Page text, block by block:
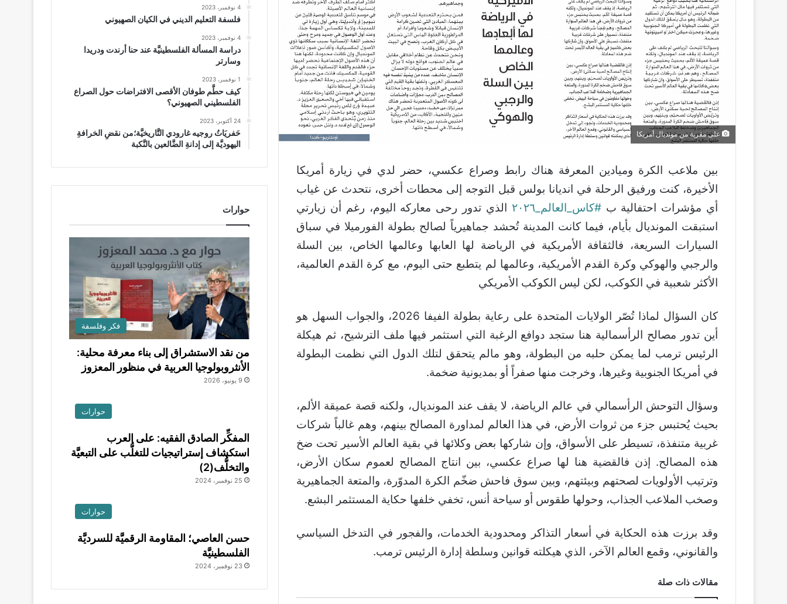
على مقربة من مونديال أمريكا
بين ملاعب الكرة وميادين المعرفة هناك رابط وصراع عكسي، حضر لدي في زيارة أمريكا
الأخيرة، كنت ورفيق الرحلة في انديانا بولس قبل التوجه إلى محطات أخرى، نتحدث عن غياب
أي مؤشرات احتفالية ب#كاس_العالم_٢٠٢٦
الذي تدور رحى معاركه اليوم، رغم أن زيارتي
استبقت المونديال بأيام، فيما كانت المدينة تُحشد جماهيرياً لصالح بطولة الفورميلا في سباق
السيارات السريعة، فالثقافة الأمريكية في الرياضة لها العابها وعالمها الخاص، بين السلة
والرجبي والهوكي وكرة القدم الأمريكية، وعالمها لم يتطبع حتى اليوم، مع كرة القدم العالمية،
الأكثر شعبية في الكوكب، لكن ليس الكوكب الأمريكي
كان السؤال لماذا تُصّر الولايات المتحدة على رعاية بطولة الفيفا 2026، والجواب السهل هو
أين تدور مصالح الرأسمالية هنا ستجد دوافع الرغبة التي استثمر فيها ملف الترشيح، ثم هيكلة
الرئيس ترمب لما يمكن حلبه من البطولة، وهو مالم يتحقق لتلك الدول التي نظمت البطولة
في أمريكا الجنوبية وغيرها، وخرجت منها صفراً أو بمديونية ضخمة.
وسؤال التوحش الرأسمالي في عالم الرياضة، لا يقف عند المونديال، ولكنه قصة عميقة الألم،
بحيث يُحتبس جزء من ثروات الأرض، في هذا العالم لمداورة المصالح بينهم، وهم غالباً شركات
غربية متنفذة، تسيطر على الأسواق، وإن شاركها بعض وكلائها في بقية العالم الأسير تحت ضخ
هذه المصالح. إذن فالقضية هنا لها صراع عكسي، بين انتاج المصالح لعموم سكان الأرض،
وترتيب الأولويات لصحتهم وبيئتهم، وبين سوق فاحش ضخّم الكرة المدوّرة، والمتعة الجماهيرية
وصخب الملاعب الجذاب، وحولها طقوس أو سياحة أنس، تخفي خلفها حكاية المستثمر البشع.
وقد برزت هذه الحكاية في أسعار التذاكر ومحدودية الخدمات، والفجور في التدخل السياسي
والقانوني، وقمع العالم الآخر، الذي هيكلته قوانين وسلطة إدارة الرئيس ترمب.
مقالات ذات صلة
4 نوفمبر، 2023
فلسفة التعليم الديني في الكيان الصهيوني
4 نوفمبر، 2023
دراسة المسألة الفلسطينيَّة عند حنا أرندت ودريدا
وسارتر
1 نوفمبر، 2023
كيف حطَّم طوفان الأقصى الافتراضات حول الصراع
الفلسطيني الصهيوني؟
24 أكتوبر، 2023
حَفريَاتُ روجيه غارودي التَّاريخيَّة؛من نقضِ الخرافةِ
اليهوديَّة إلى إدانةِ الضَّالعين بالنَّكبة
حوارات
فكر وفلسفة
من نقد الاستشراق إلى بناء معرفة محلية:
الأنثروبولوجيا العربية في منظور المعزوز
9 يونيو، 2026
حوارات
المفكِّر الصادق الفقيه: على العرب
استكشاف إستراتيجيات للتغلُّب على التبعيَّة
والتخلُّف(2)
25 نوفمبر، 2024
حوارات
حسن العاصي؛ المقاومة الرقميَّة للسرديَّة
الفلسطينيَّة
23 نوفمبر، 2024